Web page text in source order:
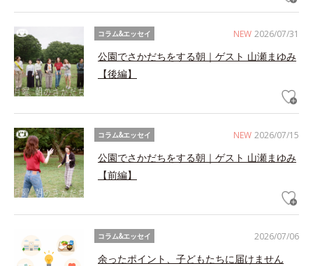
NEW 2026/07/31
コラム&エッセイ
公園でさかだちをする朝｜ゲスト 山瀬まゆみ
【後編】
NEW 2026/07/15
コラム&エッセイ
公園でさかだちをする朝｜ゲスト 山瀬まゆみ
【前編】
2026/07/06
コラム&エッセイ
余ったポイント、子どもたちに届けません